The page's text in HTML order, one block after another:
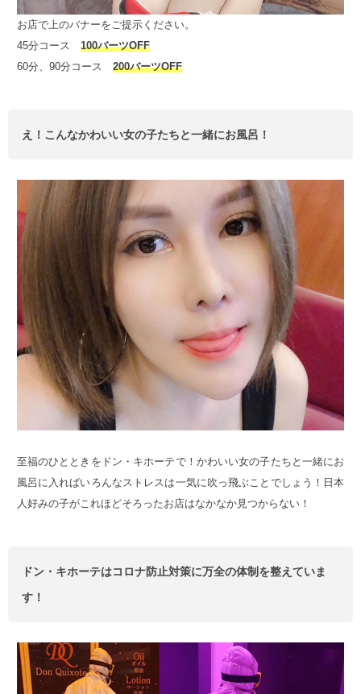
お店で上のバナーをご提示ください。
45分コース 100バーツOFF
60分、90分コース 200バーツOFF
え！こんなかわいい女の子たちと一緒にお風呂！
至福のひとときをドン・キホーテで！かわいい女の子たちと一緒にお
風呂に入ればいろんなストレスは一気に吹っ飛ぶことでしょう！日本
人好みの子がこれほどそろったお店はなかなか見つからない！
ドン・キホーテはコロナ防止対策に万全の体制を整えていま
す！